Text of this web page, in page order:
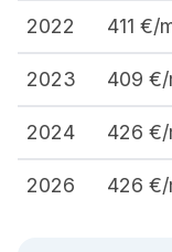
2022 411 €/
2023 409 €/
2024 426 €/
2026 426 €/